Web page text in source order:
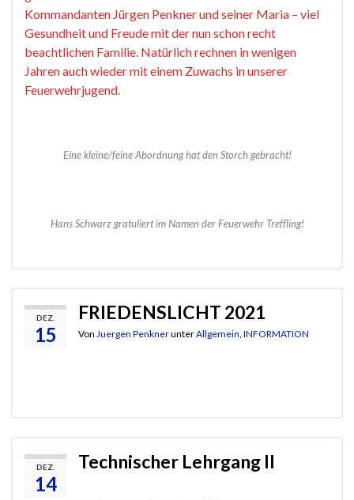
Kommandanten Jürgen Penkner und seiner Maria – viel
Gesundheit und Freude mit der nun schon recht
beachtlichen Familie. Natürlich rechnen in wenigen
Jahren auch wieder mit einem Zuwachs in unserer
Feuerwehrjugend.
Eine kleine/feine Abordnung hat den Storch gebracht!
Hans Schwarz gratuliert im Namen der Feuerwehr Treffling!
DEZ.
15
FRIEDENSLICHT 2021
Von Juergen PenknerunterAllgemein INFORMATION
DEZ.
14
Technischer Lehrgang II